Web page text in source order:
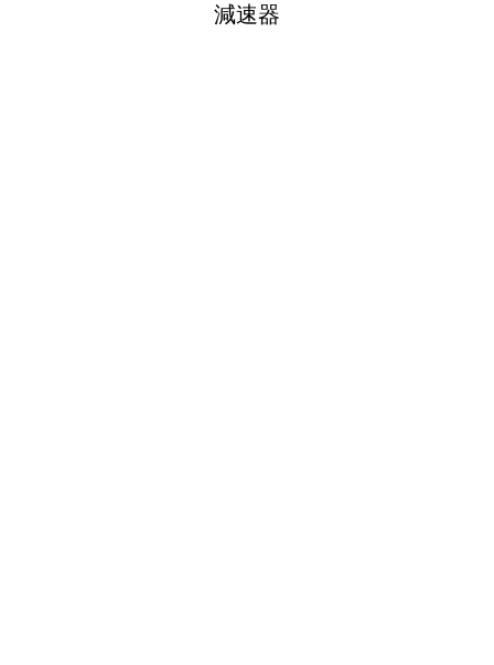
減速器